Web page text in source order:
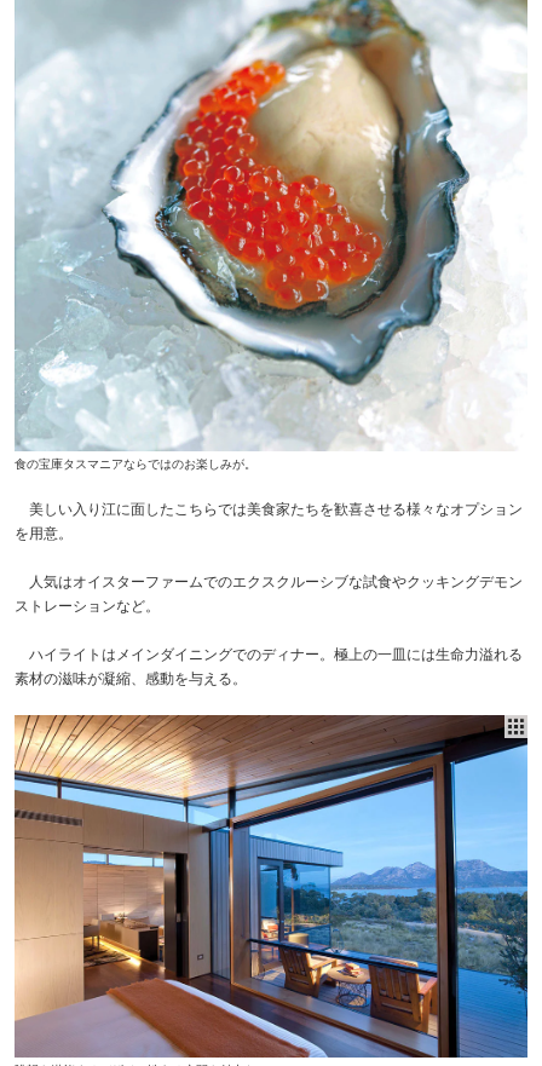
食の宝庫タスマニアならではのお楽しみが。
美しい入り江に面したこちらでは美食家たちを歓喜させる様々なオプション
を用意。
人気はオイスターファームでのエクスクルーシブな試食やクッキングデモン
ストレーションなど。
ハイライトはメインダイニングでのディナー。極上の一皿には生命力溢れる
素材の滋味が凝縮、感動を与える。